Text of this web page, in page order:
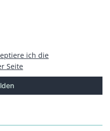
ich die
Seite